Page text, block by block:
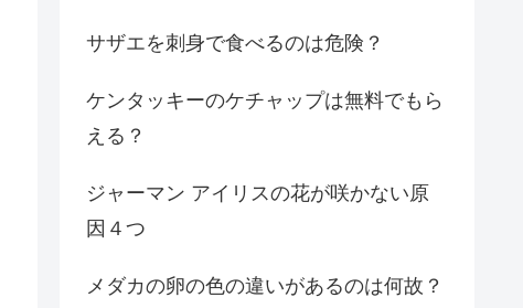
サザエを刺身で食べるのは危険？
ケンタッキーのケチャップは無料でもら
える？
ジャーマン アイリスの花が咲かない原
因４つ
メダカの卵の色の違いがあるのは何故？